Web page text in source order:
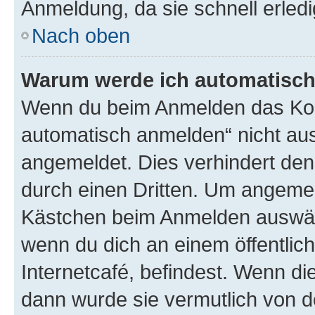
Anmeldung, da sie schnell
Nach oben
Warum werde ich
Wenn du beim Anmelden das
automatisch anmelden“ nicht
angemeldet. Dies verhindert
durch einen Dritten. Um
Kästchen beim Anmelden
wenn du dich an einem
Internetcafé, befindest. Wenn
dann wurde sie vermutlich von